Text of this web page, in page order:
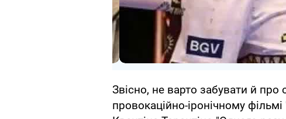
Звісно, не варто забувати й
провокаційно-іронічному фільмі